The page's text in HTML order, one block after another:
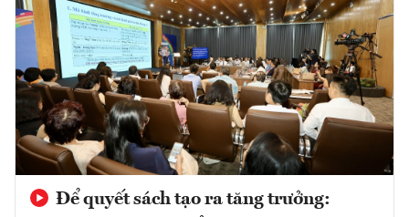
Để quyết sách tạo ra tăng trưởng: